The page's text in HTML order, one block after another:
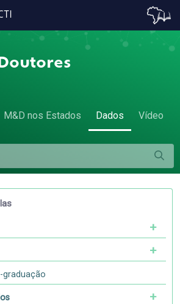
M&D nos Estados Dados Vídeo
graduação